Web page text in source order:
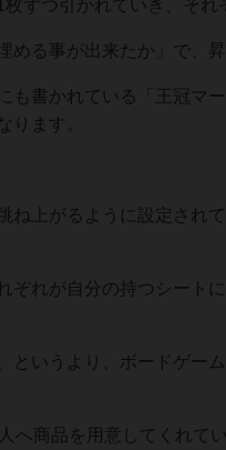
ずつ引かれていき、それ
める事が出来たか」で、
も書かれている「王冠マ
ります。
ね上がるように設定され
ぞれが自分の持つシート
というより、ボードゲー
へ商品を用意してくれてい